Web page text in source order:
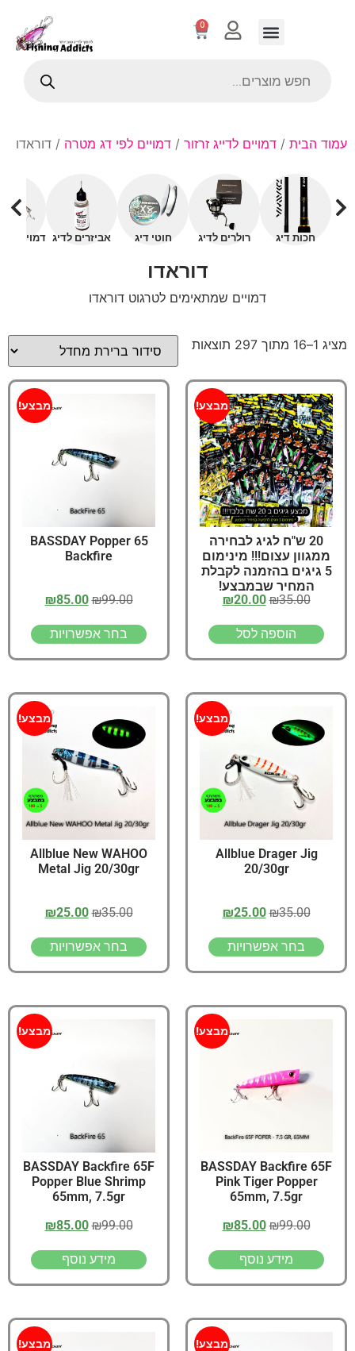
0
עמוד הבית / דמויים לדייג זרזור / דמויים לפי דג מטרה / דוראדו
חכות דיג רולרים לדיג חוטי דיג אביזרים לדיג דמויים
דוראדו
דמויים שמתאימים לטרגוט דוראדו
מציג 1–16 מתוך 297 תוצאות
מבצע!
20 ש"ח לגיג לבחירה
ממגוון עצום!!! מינימום
5 גיגים בהזמנה לקבלת
המחיר שבמבצע!
₪35.00
₪20.00
הוספה לסל
מבצע!
65 BASSDAY Popper
Backfire
₪99.00
₪85.00
בחר אפשרויות
מבצע!
Allblue Drager Jig
20/30gr
₪35.00
₪25.00
בחר אפשרויות
מבצע!
Allblue New WAHOO
Metal Jig 20/30gr
₪35.00
₪25.00
בחר אפשרויות
מבצע!
BASSDAY Backfire 65F
Pink Tiger Popper
65mm, 7.5gr
₪99.00
₪85.00
מידע נוסף
מבצע!
BASSDAY Backfire 65F
Popper Blue Shrimp
65mm, 7.5gr
₪99.00
₪85.00
מידע נוסף
מבצע! מבצע!